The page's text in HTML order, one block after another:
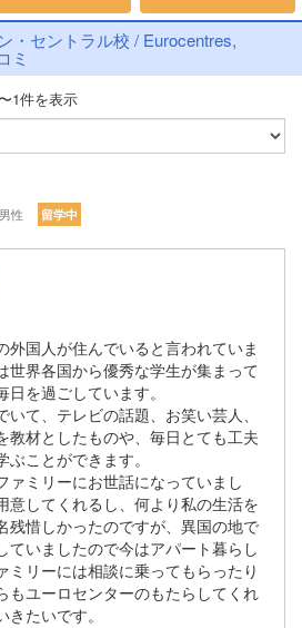
・セントラル校 / Eurocentres,
ミ
1件を表示
性 留学中
外国人が住んでいると言われていま
世界各国から優秀な学生が集まって
を過ごしています。
て、テレビの話題、お笑い芸人、
教材としたものや、毎日とても工夫
ことができます。
ァミリーにお世話になっていまし
意してくれるし、何より私の生活を
残惜しかったのですが、異国の地で
ていましたので今はアパート暮らし
ミリーには相談に乗ってもらったり
もユーロセンターのもたらしてくれ
たいです。